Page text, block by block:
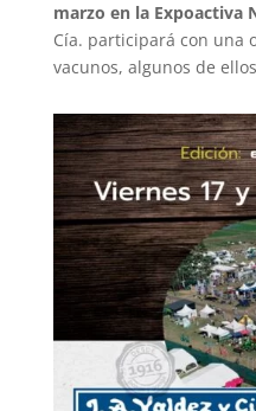
marzo en la Expoactiva
Cía. participará con una
vacunos, algunos de